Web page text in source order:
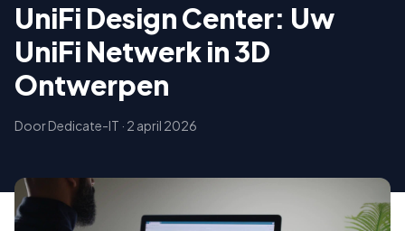
UniFi Design Center: Uw
UniFi Netwerk in 3D
Ontwerpen
DoorDedicate-IT · 2 april 2026